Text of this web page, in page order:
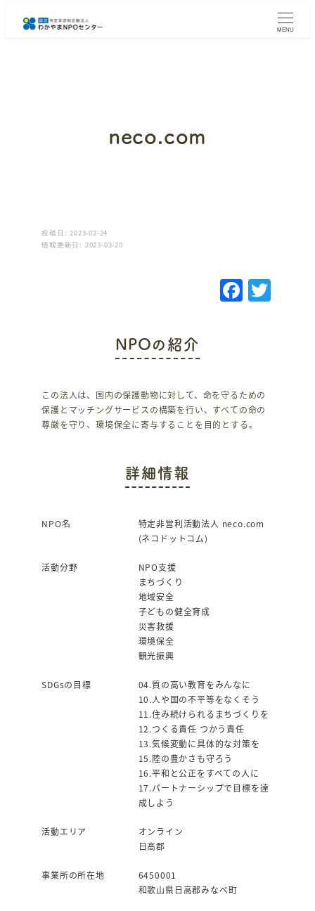
MENU
neco.com
投稿日: 2023-02-24
情報更新日: 2023-03-20
F
a
o
o
T
NPOの紹介
この法人は、国内の保護動物に対して、命を守るための
保護とマッチングサービスの構築を行い、すべての命の
尊厳を守り、環境保全に寄与することを目的とする。
詳細情報
NPO名
特定非営利活動法人 neco.com
(ネコドットコム)
活動分野
NPO支援
まちづくり
地域安全
子どもの健全育成
災害救援
環境保全
観光振興
SDGsの目標
04.質の高い教育をみんなに
10.人や国の不平等をなくそう
11.住み続けられるまちづくりを
12.つくる責任 つかう責任
13.気候変動に具体的な対策を
15.陸の豊かさも守ろう
16.平和と公正をすべての人に
17.パートナーシップで目標を達
成しよう
活動エリア
オンライン
日高郡
事業所の所在地
6450001
和歌山県日高郡みなべ町